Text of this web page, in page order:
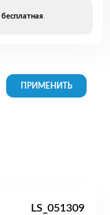
бесплатная.
LS_051309